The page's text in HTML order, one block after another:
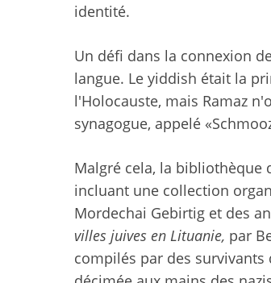
identité.
Un défi dans la connexion
langue. Le yiddish était la
l'Holocauste, mais Ramaz
synagogue, appelé
Malgré cela, la bibliothèque
incluant une collection
Mordechai Gebirtig et des
villes juives en Lituanie, par
compilés par des